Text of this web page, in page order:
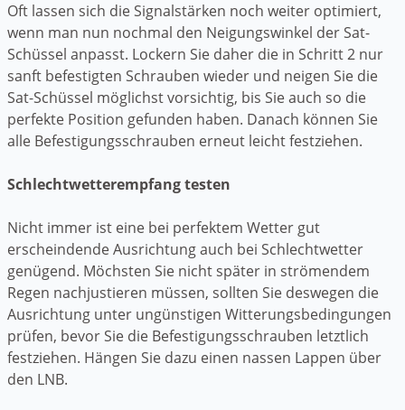
Oft lassen sich die Signalstärken noch weiter optimiert,
wenn man nun nochmal den Neigungswinkel der Sat-
Schüssel anpasst. Lockern Sie daher die in Schritt 2 nur
sanft befestigten Schrauben wieder und neigen Sie die
Sat-Schüssel möglichst vorsichtig, bis Sie auch so die
perfekte Position gefunden haben. Danach können Sie
alle Befestigungsschrauben erneut leicht festziehen.
Schlechtwetterempfang testen
Nicht immer ist eine bei perfektem Wetter gut
erscheindende Ausrichtung auch bei Schlechtwetter
genügend. Möchsten Sie nicht später in strömendem
Regen nachjustieren müssen, sollten Sie deswegen die
Ausrichtung unter ungünstigen Witterungsbedingungen
prüfen, bevor Sie die Befestigungsschrauben letztlich
festziehen. Hängen Sie dazu einen nassen Lappen über
den LNB.